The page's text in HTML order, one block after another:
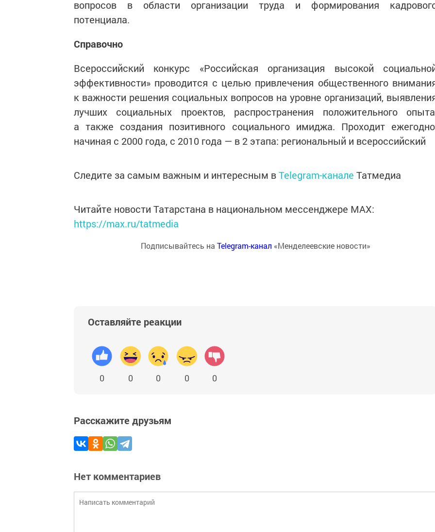
вопросов в области организации труда и формирования
потенциала.
Справочно
Всероссийский конкурс «Российская организация высокой
эффективности» проводится с целью привлечения общественного
к важности решения социальных вопросов на уровне организаций,
лучших социальных проектов, распространения положительного
а также создания позитивного социального имиджа. Проходит
начиная с 2000 года, с 2010 года — в 2 этапа: региональный и всероссийский
Следите за самым важным и интересным вTelegram-канале Татмедиа
Читайте новости Татарстана в национальном мессенджере MАХ:
https://max.ru/tatmedia
Подписывайтесь на Telegram-канал «Менделеевские новости»
Оставляйте реакции
0 0 0 0 0
Расскажите друзьям
Нет комментариев